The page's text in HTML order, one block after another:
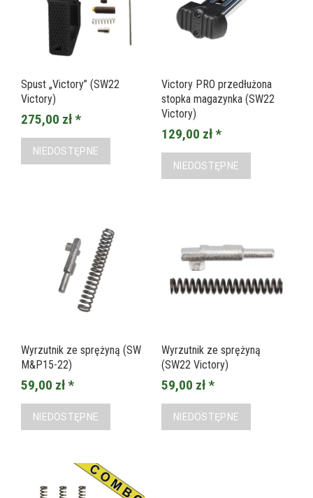
Spust „Victory” (SW22
Victory)
275,00 zł *
NIEDOSTĘPNE
Victory PRO przedłużona
stopka magazynka (SW22
Victory)
129,00 zł *
NIEDOSTĘPNE
Wyrzutnik ze sprężyną (SW
M&P15-22)
59,00 zł *
NIEDOSTĘPNE
Wyrzutnik ze sprężyną
(SW22 Victory)
59,00 zł *
NIEDOSTĘPNE